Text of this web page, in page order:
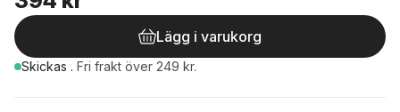
Lägg i varukorg
Skickas . Fri frakt över 249 kr.